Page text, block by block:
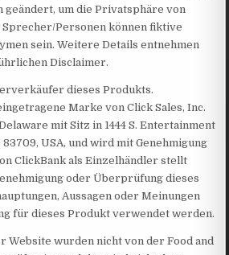
geändert, um die Privatsphäre von
Sprecher/Personen können fiktive
sein. Weitere Details entnehmen
Disclaimer.
dieses Produkts.
Marke von Click Sales, Inc.
mit Sitz in 1444 S. Entertainment
83709, USA, und wird mit Genehmigung
ClickBank als Einzelhändler stellt
oder Überprüfung dieses
Aussagen oder Meinungen
für dieses Produkt verwendet werden.
Website wurden nicht von der Food and